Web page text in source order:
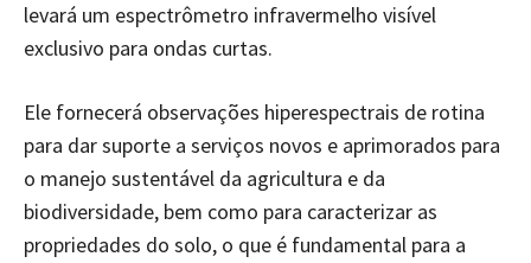
levará um espectrômetro infravermelho visível
exclusivo para ondas curtas.
Ele fornecerá observações hiperespectrais de rotina
para dar suporte a serviços novos e aprimorados para
o manejo sustentável da agricultura e da
biodiversidade, bem como para caracterizar as
propriedades do solo, o que é fundamental para a